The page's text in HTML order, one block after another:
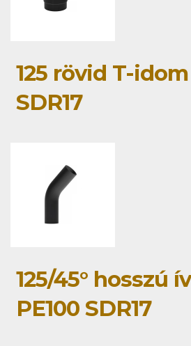
125 rövid T-idom
SDR17
125/45° hosszú
PE100 SDR17